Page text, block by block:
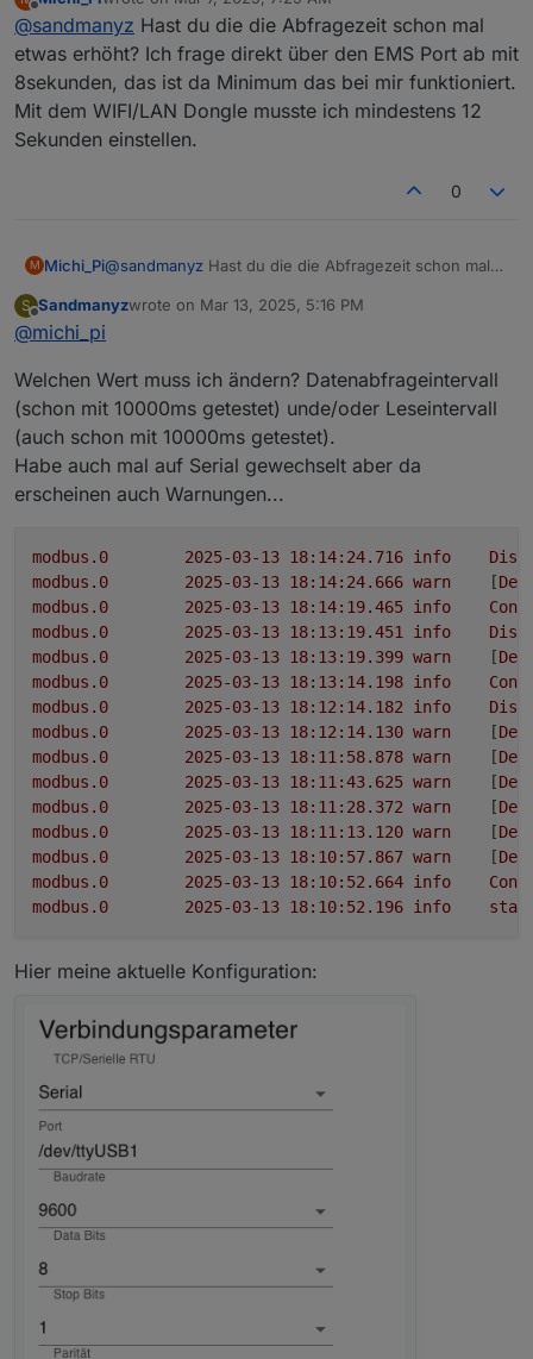
modbus.0	2025-03-04 15:51:09.572
modbus.0	2025-03-04 15:51:08.572
modbus.0	2025-03-04 15:51:08.571
modbus.0	2025-03-04 15:51:08.571
modbus.0	2025-03-04 15:51:08.571
Was ist die Ursache?
Offline last edited by
@sandmanyz Hast du die die Abfragezeit schon mal
etwas erhöht? Ich frage direkt über den EMS Port ab mit
8sekunden, das ist da Minimum das bei mir funktioniert.
Mit dem WIFI/LAN Dongle musste ich mindestens 12
Sekunden einstellen.
0
M Michi_Pi@sandmanyz Hast du die die Abfragezeit schon mal
mit 8sekunden, das ist da Minimum das bei mir
Sekunden einstellen.
S
Offline
Sandmanyzwrote on Mar 13, 2025, 5:16 PM
last edited by
@michi_pi
Welchen Wert muss ich ändern? Datenabfrageintervall
(schon mit 10000ms getestet) unde/oder Leseintervall
(auch schon mit 10000ms getestet).
Habe auch mal auf Serial gewechselt aber da
erscheinen auch Warnungen...
modbus.0 info
modbus.0
warn
	[
modbus.0
info
modbus.0
info
modbus.0
warn
	[
modbus.0
info
modbus.0
info
modbus.0
warn
	[
modbus.0
warn
	[
modbus.0
warn
	[
modbus.0
warn
	[
modbus.0
warn
	[
modbus.0
warn
	[
modbus.0
info
modbus.0
info
Hier meine aktuelle Konfiguration: